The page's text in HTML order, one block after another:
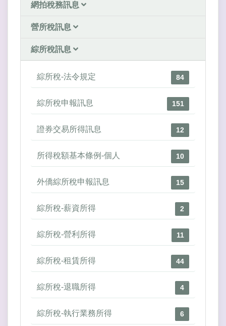
網拍稅務訊息
營所稅訊息
綜所稅訊息
綜所稅-法令規定 84
綜所稅申報訊息 151
證券交易所得訊息 12
所得稅額基本條例-個人 10
外僑綜所稅申報訊息 15
綜所稅-薪資所得 2
綜所稅-營利所得 11
綜所稅-租賃所得 44
綜所稅-退職所得 4
綜所稅-執行業務所得 6